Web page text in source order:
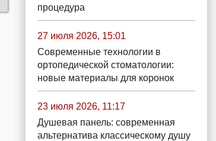
процедура
27 июля 2026, 15:01
Современные технологии в
ортопедической стоматологии:
новые материалы для коронок
23 июля 2026, 11:17
Душевая панель: современная
альтернатива классическому душу